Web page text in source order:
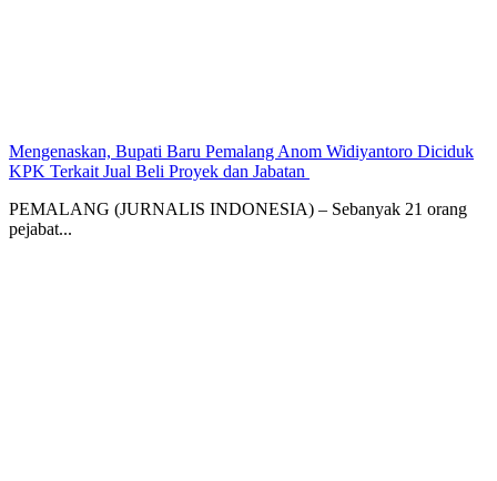
Mengenaskan, Bupati Baru Pemalang Anom Widiyantoro Diciduk
KPK Terkait Jual Beli Proyek dan Jabatan ‎
PEMALANG (JURNALIS INDONESIA) – Sebanyak 21 orang
pejabat...